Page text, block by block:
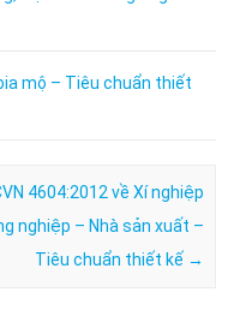
mộ – Tiêu chuẩn thiết
4604:2012 về Xí nghiệp
nghiệp – Nhà sản xuất –
Tiêu chuẩn thiết kế →